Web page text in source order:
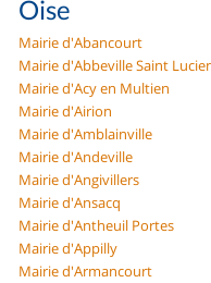
Oise
Mairie d'Abancourt
Mairie d'Abbeville Saint
Mairie d'Acy en Multien
Mairie d'Airion
Mairie d'Amblainville
Mairie d'Andeville
Mairie d'Angivillers
Mairie d'Ansacq
Mairie d'Antheuil Portes
Mairie d'Appilly
Mairie d'Armancourt